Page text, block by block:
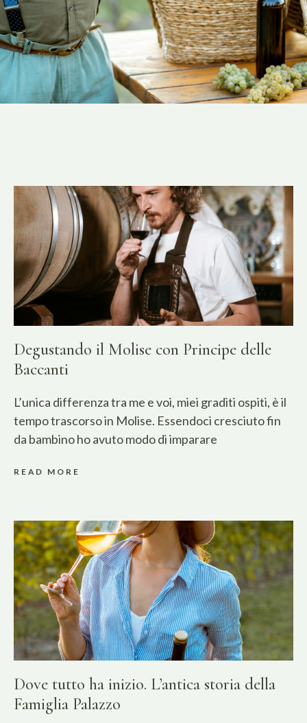
Degustando il Molise con Principe delle
Baccanti
L’unica differenza tra me e voi, miei graditi ospiti, è il
tempo trascorso in Molise. Essendoci cresciuto fin
da bambino ho avuto modo di imparare
READ MORE
Dove tutto ha inizio. L’antica storia della
Famiglia Palazzo